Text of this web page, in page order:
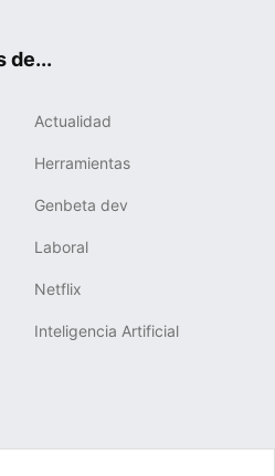
de...
Actualidad
Herramientas
Genbeta dev
Laboral
Netflix
Inteligencia Artificial